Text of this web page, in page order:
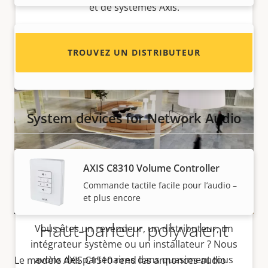
Haut-parleur polyvalent
Le modèle AXIS C1510 rend les annonces audio
AXIS Surveillance Card 512 GB
System devices for Network Audio
AXIS C8310 Volume Controller
Commande tactile facile pour l’audio –
et plus encore
et de systèmes Axis.
TROUVEZ UN DISTRIBUTEUR
Devenez un partenaire
Vous êtes un revendeur, un distributeur, un
intégrateur système ou un installateur ? Nous
avons des partenaires dans quasiment tous